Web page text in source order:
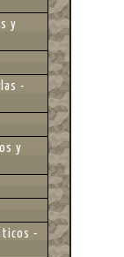
y
-
y
-